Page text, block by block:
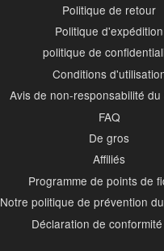
Politique de retour
Politique d'expédition
politique de
Conditions
Avis de non-responsabilité du
FAQ
De gros
Affiliés
Programme de points de
Notre politique de prévention
Déclaration de conformité